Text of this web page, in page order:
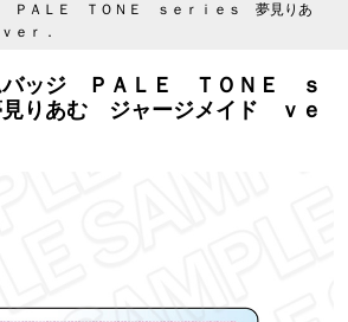
ＰＡＬＥ ＴＯＮＥ ｓｅｒｉｅｓ 夢見りあ
ｅｒ．
バッジ ＰＡＬＥ ＴＯＮＥ ｓ
りあむ ジャージメイド ｖｅ